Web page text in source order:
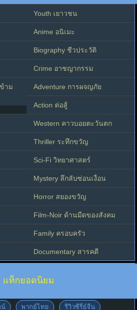
Youth เยาวชน
Anime อนิเมะ
Biography ชีวประวัติ
Crime อาชญากรรม
าม
Adventure การผจญภัย
Action ต่อสู้
Western คาวบอยตะวันตก
Thriller ระทึกขวัญ
Sci-Fi วิทยาศาสตร์
Mystery ลึกลับซ่อนเงื่อน
Horror สยองขวัญ
Film-Noir ด้านมืดของสังคม
Family ครอบครัว
Documentary สารคดี
แท็กยอดนิยม
น์ พากย์ไทย รีวิวซีรี่ย์จีน